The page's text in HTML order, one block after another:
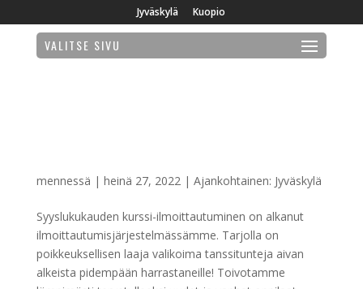
Jyväskylä Kuopio
VALITSE SIVU
mennessä | heinä 27, 2022| Ajankohtainen: Jyväskylä
Syyslukukauden kurssi-ilmoittautuminen on alkanut
ilmoittautumisjärjestelmässämme. Tarjolla on
poikkeuksellisen laaja valikoima tanssitunteja aivan
alkeista pidempään harrastaneille! Toivotamme